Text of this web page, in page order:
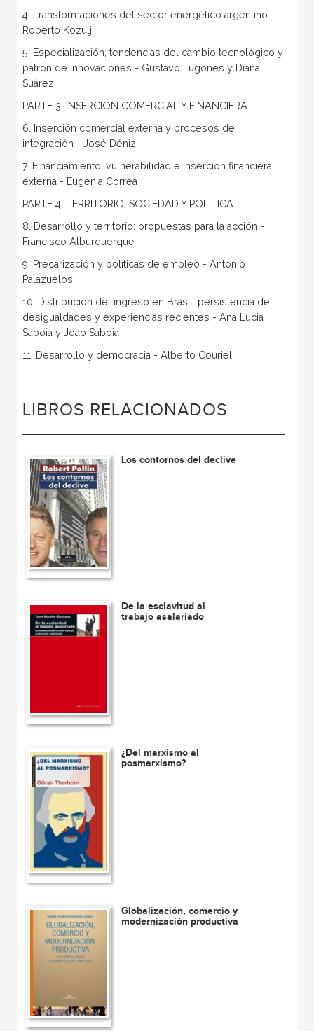
4. Transformaciones del sector energético argentino -
Roberto Kozulj
5. Especialización, tendencias del cambio tecnológico y
patrón de innovaciones - Gustavo Lugones y Diana
Suárez
PARTE 3. INSERCIÓN COMERCIAL Y FINANCIERA
6. Inserción comercial externa y procesos de
integración - José Déniz
7. Financiamiento, vulnerabilidad e inserción financiera
externa - Eugenia Correa
PARTE 4. TERRITORIO, SOCIEDAD Y POLÍTICA
8. Desarrollo y territorio: propuestas para la acción -
Francisco Alburquerque
9. Precarización y políticas de empleo - Antonio
Palazuelos
10. Distribución del ingreso en Brasil: persistencia de
desigualdades y experiencias recientes - Ana Lucia
Saboia y Joao Saboia
11. Desarrollo y democracia - Alberto Couriel
LIBROS RELACIONADOS
Los contornos del declive
De la esclavitud al
trabajo asalariado
¿Del marxismo al
posmarxismo?
Globalización, comercio y
modernización productiva